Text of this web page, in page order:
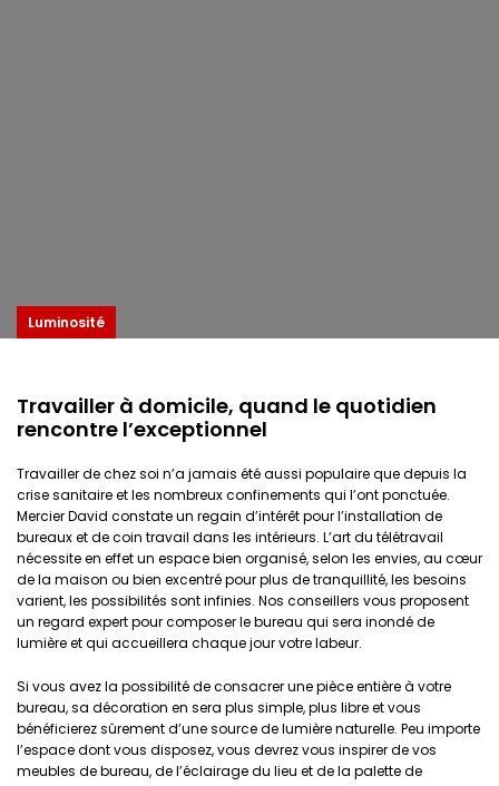
Luminosité
Travailler à domicile, quand le quotidien
rencontre l’exceptionnel
Travailler de chez soi n’a jamais été aussi populaire que depuis la
crise sanitaire et les nombreux confinements qui l’ont ponctuée.
Mercier David constate un regain d’intérêt pour l’installation de
bureaux et de coin travail dans les intérieurs. L’art du télétravail
nécessite en effet un espace bien organisé, selon les envies, au cœur
de la maison ou bien excentré pour plus de tranquillité, les besoins
varient, les possibilités sont infinies. Nos conseillers vous proposent
un regard expert pour composer le bureau qui sera inondé de
lumière et qui accueillera chaque jour votre labeur.
Si vous avez la possibilité de consacrer une pièce entière à votre
bureau, sa décoration en sera plus simple, plus libre et vous
bénéficierez sûrement d’une source de lumière naturelle. Peu importe
l’espace dont vous disposez, vous devrez vous inspirer de vos
meubles de bureau, de l’éclairage du lieu et de la palette de